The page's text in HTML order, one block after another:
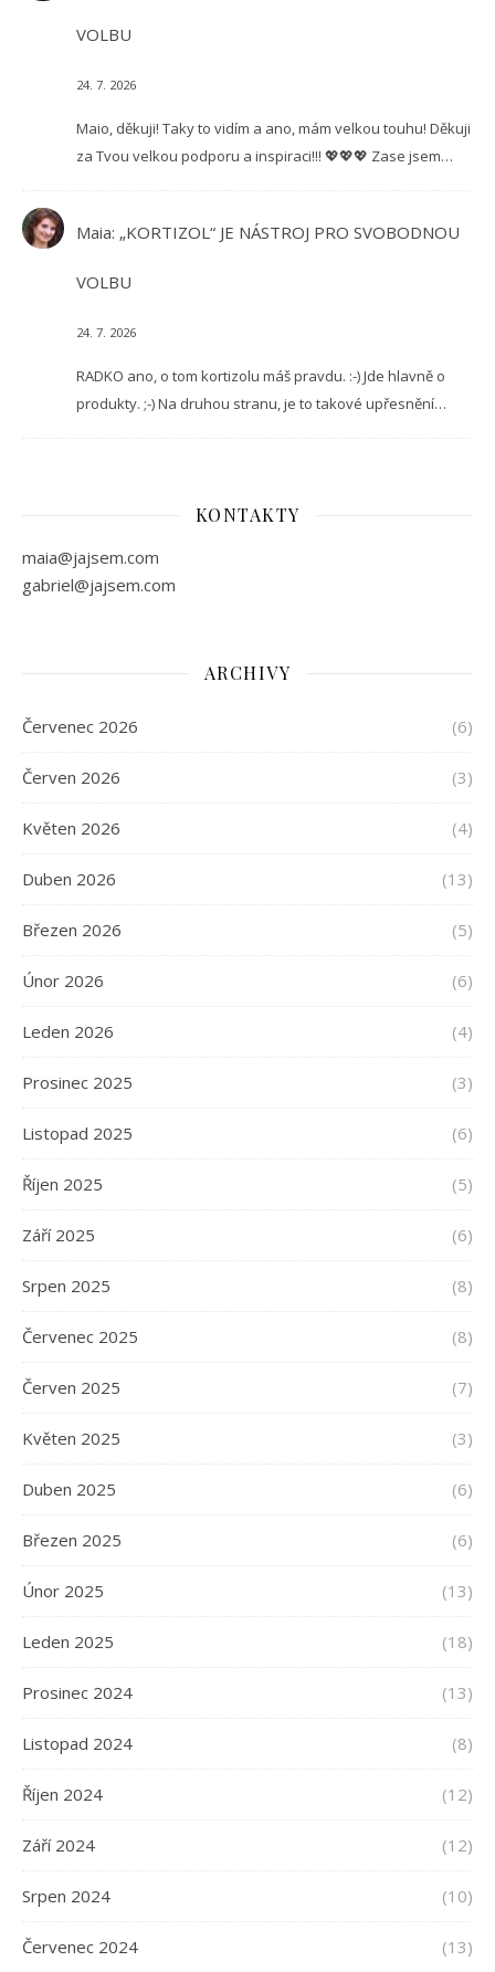
VOLBU
24. 7. 2026
Maio, děkuji! Taky to vidím a ano, mám velkou touhu! Děkuji
za Tvou velkou podporu a inspiraci!!! 💖💖💖 Zase jsem…
Maia: „KORTIZOL“ JE NÁSTROJ PRO SVOBODNOU
VOLBU
24. 7. 2026
RADKO ano, o tom kortizolu máš pravdu. :-) Jde hlavně o
produkty. ;-) Na druhou stranu, je to takové upřesnění…
KONTAKTY
maia@jajsem.com
gabriel@jajsem.com
ARCHIVY
Červenec 2026 (6)
Červen 2026 (3)
Květen 2026 (4)
Duben 2026 (13)
Březen 2026 (5)
Únor 2026 (6)
Leden 2026 (4)
Prosinec 2025 (3)
Listopad 2025 (6)
Říjen 2025 (5)
Září 2025 (6)
Srpen 2025 (8)
Červenec 2025 (8)
Červen 2025 (7)
Květen 2025 (3)
Duben 2025 (6)
Březen 2025 (6)
Únor 2025 (13)
Leden 2025 (18)
Prosinec 2024 (13)
Listopad 2024 (8)
Říjen 2024 (12)
Září 2024 (12)
Srpen 2024 (10)
Červenec 2024 (13)